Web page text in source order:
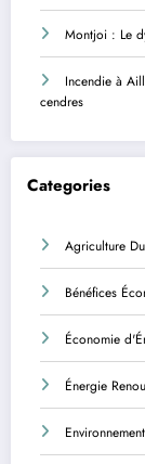
Montjoi : Le
Incendie à
cendres
Categories
Agriculture
Bénéfices
Économie
Énergie